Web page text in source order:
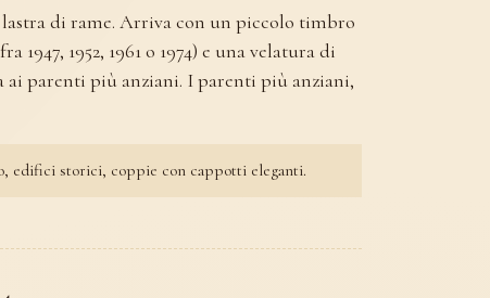
di rame. Arriva con un piccolo timbro
1947, 1952, 1961 o 1974) e una velatura di
ai parenti più anziani. I parenti più anziani,
edifici storici, coppie con cappotti eleganti.